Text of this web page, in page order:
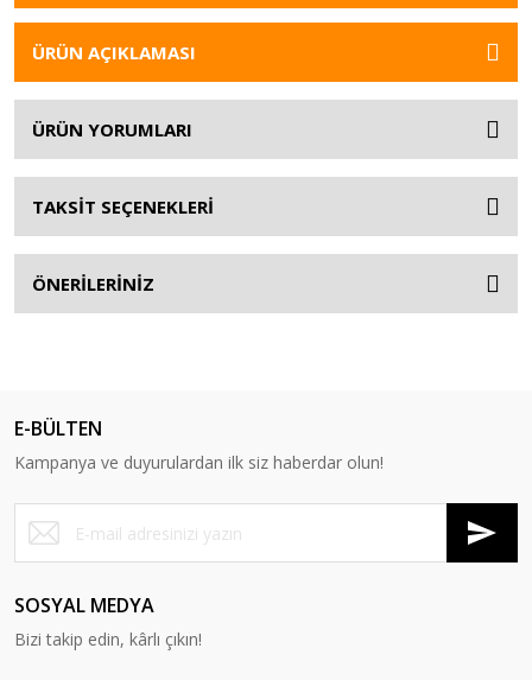
ÜRÜN AÇIKLAMASI
ÜRÜN YORUMLARI
TAKSİT SEÇENEKLERİ
ÖNERİLERİNİZ
E-BÜLTEN
Kampanya ve duyurulardan ilk siz haberdar olun!
SOSYAL MEDYA
Bizi takip edin, kârlı çıkın!